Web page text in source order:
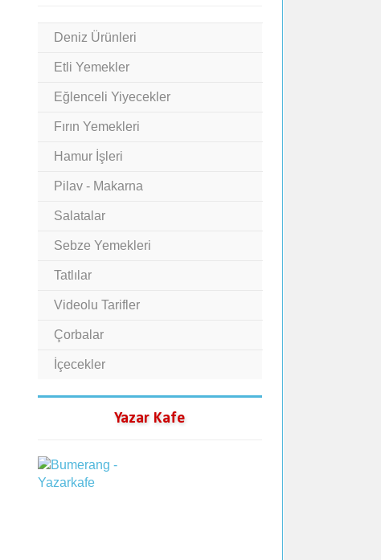
Deniz Ürünleri
Etli Yemekler
Eğlenceli Yiyecekler
Fırın Yemekleri
Hamur İşleri
Pilav - Makarna
Salatalar
Sebze Yemekleri
Tatlılar
Videolu Tarifler
Çorbalar
İçecekler
Yazar Kafe